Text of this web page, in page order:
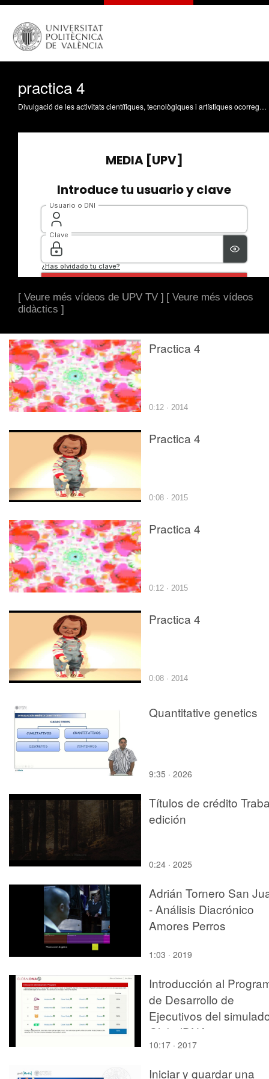
practica 4
Divulgació de les activitats científiques, tecnològiques i artístiques ocorregudes en els tres campus de la UPV
[ Veure més vídeos de UPV TV ] [ Veure més vídeos
didàctics ]
Practica 4
0:12 · 2014
Practica 4
0:08 · 2015
Practica 4
0:12 · 2015
Practica 4
0:08 · 2014
Quantitative genetics
9:35 · 2026
Títulos de crédito
edición
0:24 · 2025
Adrián Tornero San
- Análisis Diacrónico
Amores Perros
1:03 · 2019
Introducción al
de Desarrollo de
Ejecutivos del
GlobalDNA
10:17 · 2017
Iniciar y guardar una